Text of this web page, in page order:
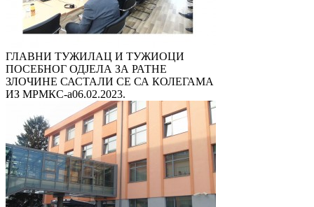
ГЛАВНИ ТУЖИЛАЦ И ТУЖИОЦИ
ПОСЕБНОГ ОДЈЕЛА ЗА РАТНЕ
ЗЛОЧИНЕ САСТАЛИ СЕ СА КОЛЕГАМА
ИЗ МРМКС-а06.02.2023.